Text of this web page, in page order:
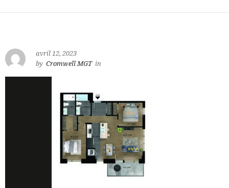
avril 12, 2023
by Cromwell MGT in